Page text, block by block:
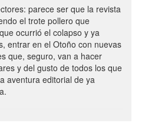
parece ser que la revista
el trote pollero que
ocurrió el colapso y ya
entrar en el Otoño con nuevas
que, seguro, van a hacer
y del gusto de todos los que
aventura editorial de ya